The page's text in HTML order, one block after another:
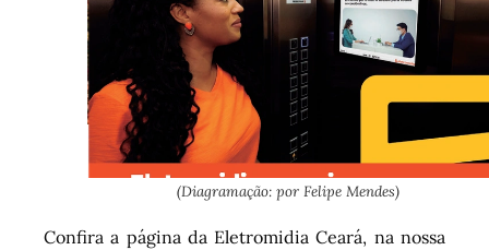
(Diagramação: por Felipe Mendes)
Confira a página da Eletromidia Ceará, na nossa